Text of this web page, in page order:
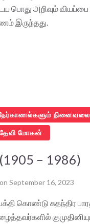
பொது அறிவும்
இருந்தது.
மோகன்
(1905 – 1986)
on September 16, 2023
கொண்டு சுதந்திர